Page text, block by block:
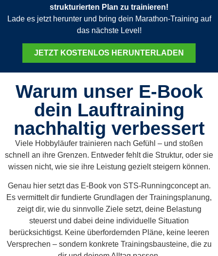
strukturierten Plan zu trainieren!
Lade es jetzt herunter und bring dein Marathon-Training auf
das nächste Level!
JETZT KOSTENLOS HERUNTERLADEN
Warum unser E-Book
dein Lauftraining
nachhaltig verbessert
Viele Hobbyläufer trainieren nach Gefühl – und stoßen
schnell an ihre Grenzen. Entweder fehlt die Struktur, oder sie
wissen nicht, wie sie ihre Leistung gezielt steigern können.
Genau hier setzt das E-Book von STS-Runningconcept an.
Es vermittelt dir fundierte Grundlagen der Trainingsplanung,
zeigt dir, wie du sinnvolle Ziele setzt, deine Belastung
steuerst und dabei deine individuelle Situation
berücksichtigst. Keine überfordernden Pläne, keine leeren
Versprechen – sondern konkrete Trainingsbausteine, die zu